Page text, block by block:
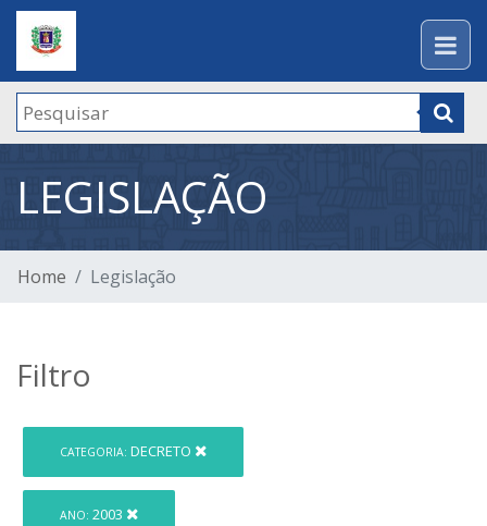
LEGISLAÇÃO
Home Legislação
Filtro
CATEGORIA: DECRETO
ANO: 2003